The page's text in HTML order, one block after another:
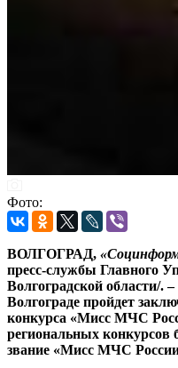
Фото:
ВОЛГОГРАД,
пресс-службы Главного
Волгоградской области/.
Волгограде пройдет
конкурса «Мисс МЧС
региональных конкурсов
звание «Мисс МЧС